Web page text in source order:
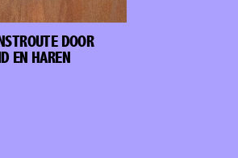
DOOR
EN HAREN